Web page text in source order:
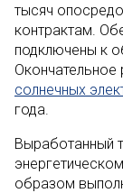
тысяч
контрактам.
подключены к
Окончательное
солнечных
года.
Выработанный
образом